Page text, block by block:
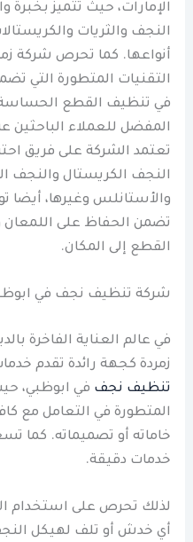
الإمارات، حيث تتميز
النجف والثريات
أنواعها. كما تحرص شركة
التقنيات المتطورة التي
في تنظيف القطع
المفضل للعملاء الباحثين
تعتمد الشركة على فريق
النجف الكريستال والنجف
والأستانلس وغيرها، أيضا
تضمن الحفاظ على اللمعان
القطع إلى المكان.
شركة تنظيف نجف في
في عالم العناية الفاخرة
زمردة كجهة رائدة تقدم
تنظيف نجف في ابوظبي،
المتطورة في التعامل مع
خاماته أو تصميماته. كما
خدمات دقيقة.
لذلك تحرص على استخدام
أي خدش أو تلف لهيكل